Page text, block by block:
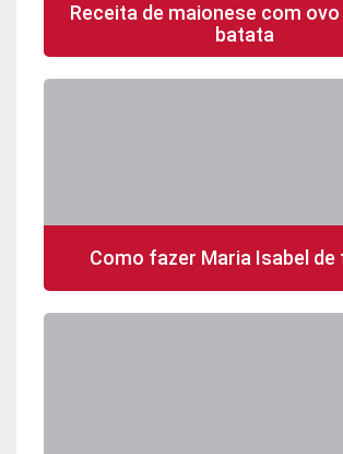
Receita de maionese com
batata
Como fazer Maria Isabel de